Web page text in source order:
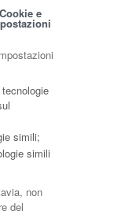
e
simili;
simili
non
del